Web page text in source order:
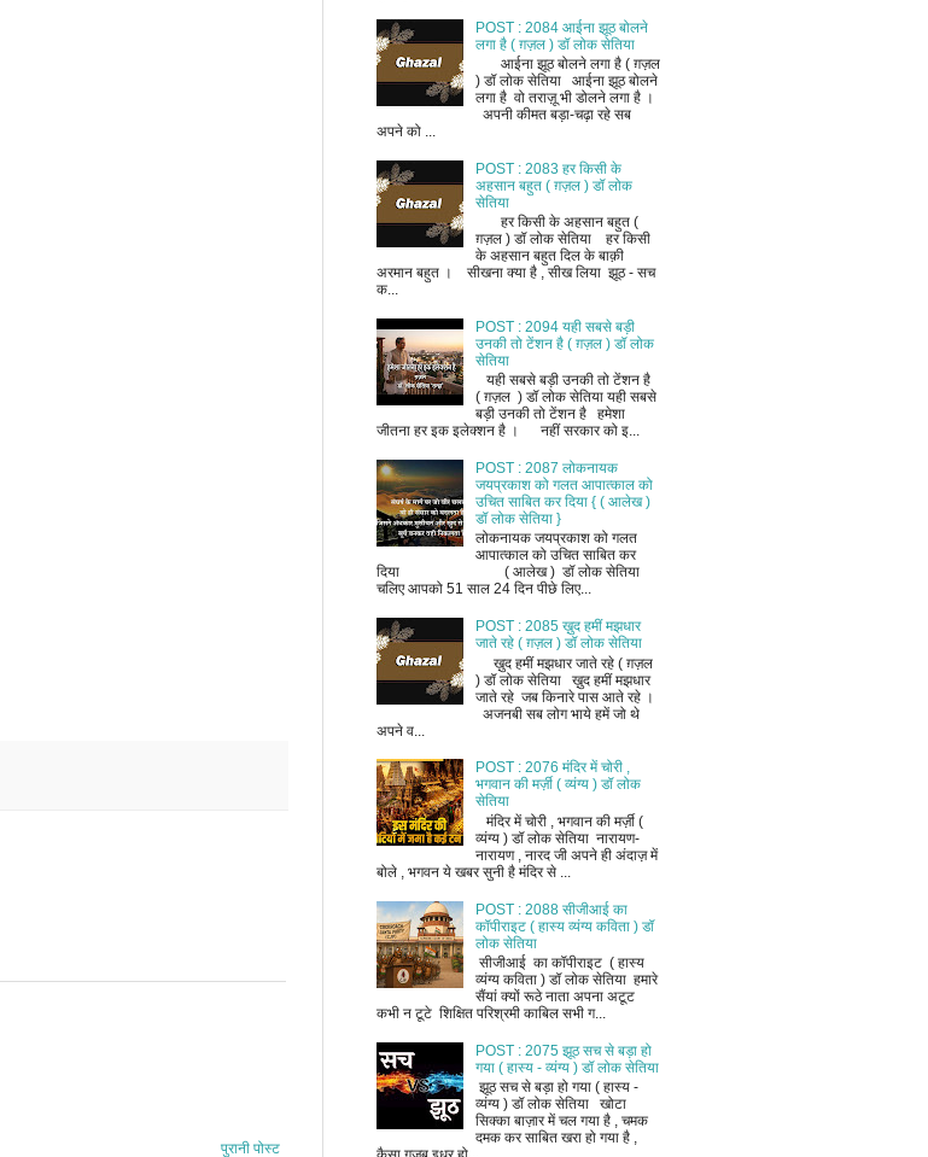
पुरानी पोस्ट
POST : 2084 आईना झूठ बोलने
लगा है ( ग़ज़ल ) डॉ लोक सेतिया
आईना झूठ बोलने लगा है ( ग़ज़ल
) डॉ लोक सेतिया आईना झूठ बोलने
लगा है वो तराज़ू भी डोलने लगा है ।
अपनी कीमत बड़ा-चढ़ा रहे सब
अपने को ...
POST : 2083 हर किसी के
अहसान बहुत ( ग़ज़ल ) डॉ लोक
सेतिया
हर किसी के अहसान बहुत (
ग़ज़ल ) डॉ लोक सेतिया हर किसी
के अहसान बहुत दिल के बाक़ी
अरमान बहुत । सीखना क्या है , सीख लिया झूठ - सच
क...
POST : 2094 यही सबसे बड़ी
उनकी तो टेंशन है ( ग़ज़ल ) डॉ लोक
सेतिया
यही सबसे बड़ी उनकी तो टेंशन है
( ग़ज़ल ) डॉ लोक सेतिया यही सबसे
बड़ी उनकी तो टेंशन है हमेशा
जीतना हर इक इलेक्शन है । नहीं सरकार को इ...
POST : 2087 लोकनायक
जयप्रकाश को गलत आपात्काल को
उचित साबित कर दिया { ( आलेख )
डॉ लोक सेतिया }
लोकनायक जयप्रकाश को गलत
आपात्काल को उचित साबित कर
दिया ( आलेख ) डॉ लोक सेतिया
चलिए आपको 51 साल 24 दिन पीछे लिए...
POST : 2085 ख़ुद हमीं मझधार
जाते रहे ( ग़ज़ल ) डॉ लोक सेतिया
ख़ुद हमीं मझधार जाते रहे ( ग़ज़ल
) डॉ लोक सेतिया ख़ुद हमीं मझधार
जाते रहे जब किनारे पास आते रहे ।
अजनबी सब लोग भाये हमें जो थे
अपने व...
POST : 2076 मंदिर में चोरी ,
भगवान की मर्ज़ी ( व्यंग्य ) डॉ लोक
सेतिया
मंदिर में चोरी , भगवान की मर्ज़ी (
व्यंग्य ) डॉ लोक सेतिया नारायण-
नारायण , नारद जी अपने ही अंदाज़ में
बोले , भगवन ये खबर सुनी है मंदिर से ...
POST : 2088 सीजीआई का
कॉपीराइट ( हास्य व्यंग्य कविता ) डॉ
लोक सेतिया
सीजीआई का कॉपीराइट ( हास्य
व्यंग्य कविता ) डॉ लोक सेतिया हमारे
सैंयां क्यों रूठे नाता अपना अटूट
कभी न टूटे शिक्षित परिश्रमी काबिल सभी ग...
POST : 2075 झूठ सच से बड़ा हो
गया ( हास्य - व्यंग्य ) डॉ लोक सेतिया
झूठ सच से बड़ा हो गया ( हास्य -
व्यंग्य ) डॉ लोक सेतिया खोटा
सिक्का बाज़ार में चल गया है , चमक
दमक कर साबित खरा हो गया है ,